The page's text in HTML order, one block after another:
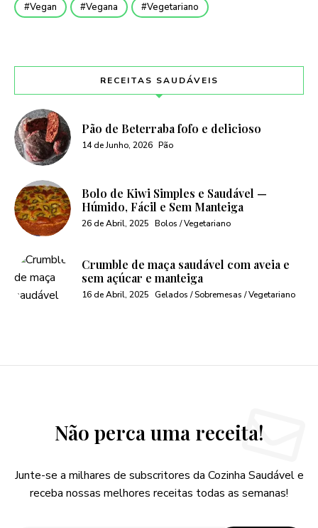
Vegan Vegana Vegetariano
RECEITAS SAUDÁVEIS
Pão de Beterraba fofo e delicioso
14 de Junho, 2026 Pão
Bolo de Kiwi Simples e Saudável —
Húmido, Fácil e Sem Manteiga
26 de Abril, 2025 Bolos / Vegetariano
Crumble de maça saudável com aveia e
sem açúcar e manteiga
16 de Abril, 2025 Gelados / Sobremesas / Vegetariano
Não perca uma receita!
Junte-se a milhares de subscritores da Cozinha Saudável e
receba nossas melhores receitas todas as semanas!